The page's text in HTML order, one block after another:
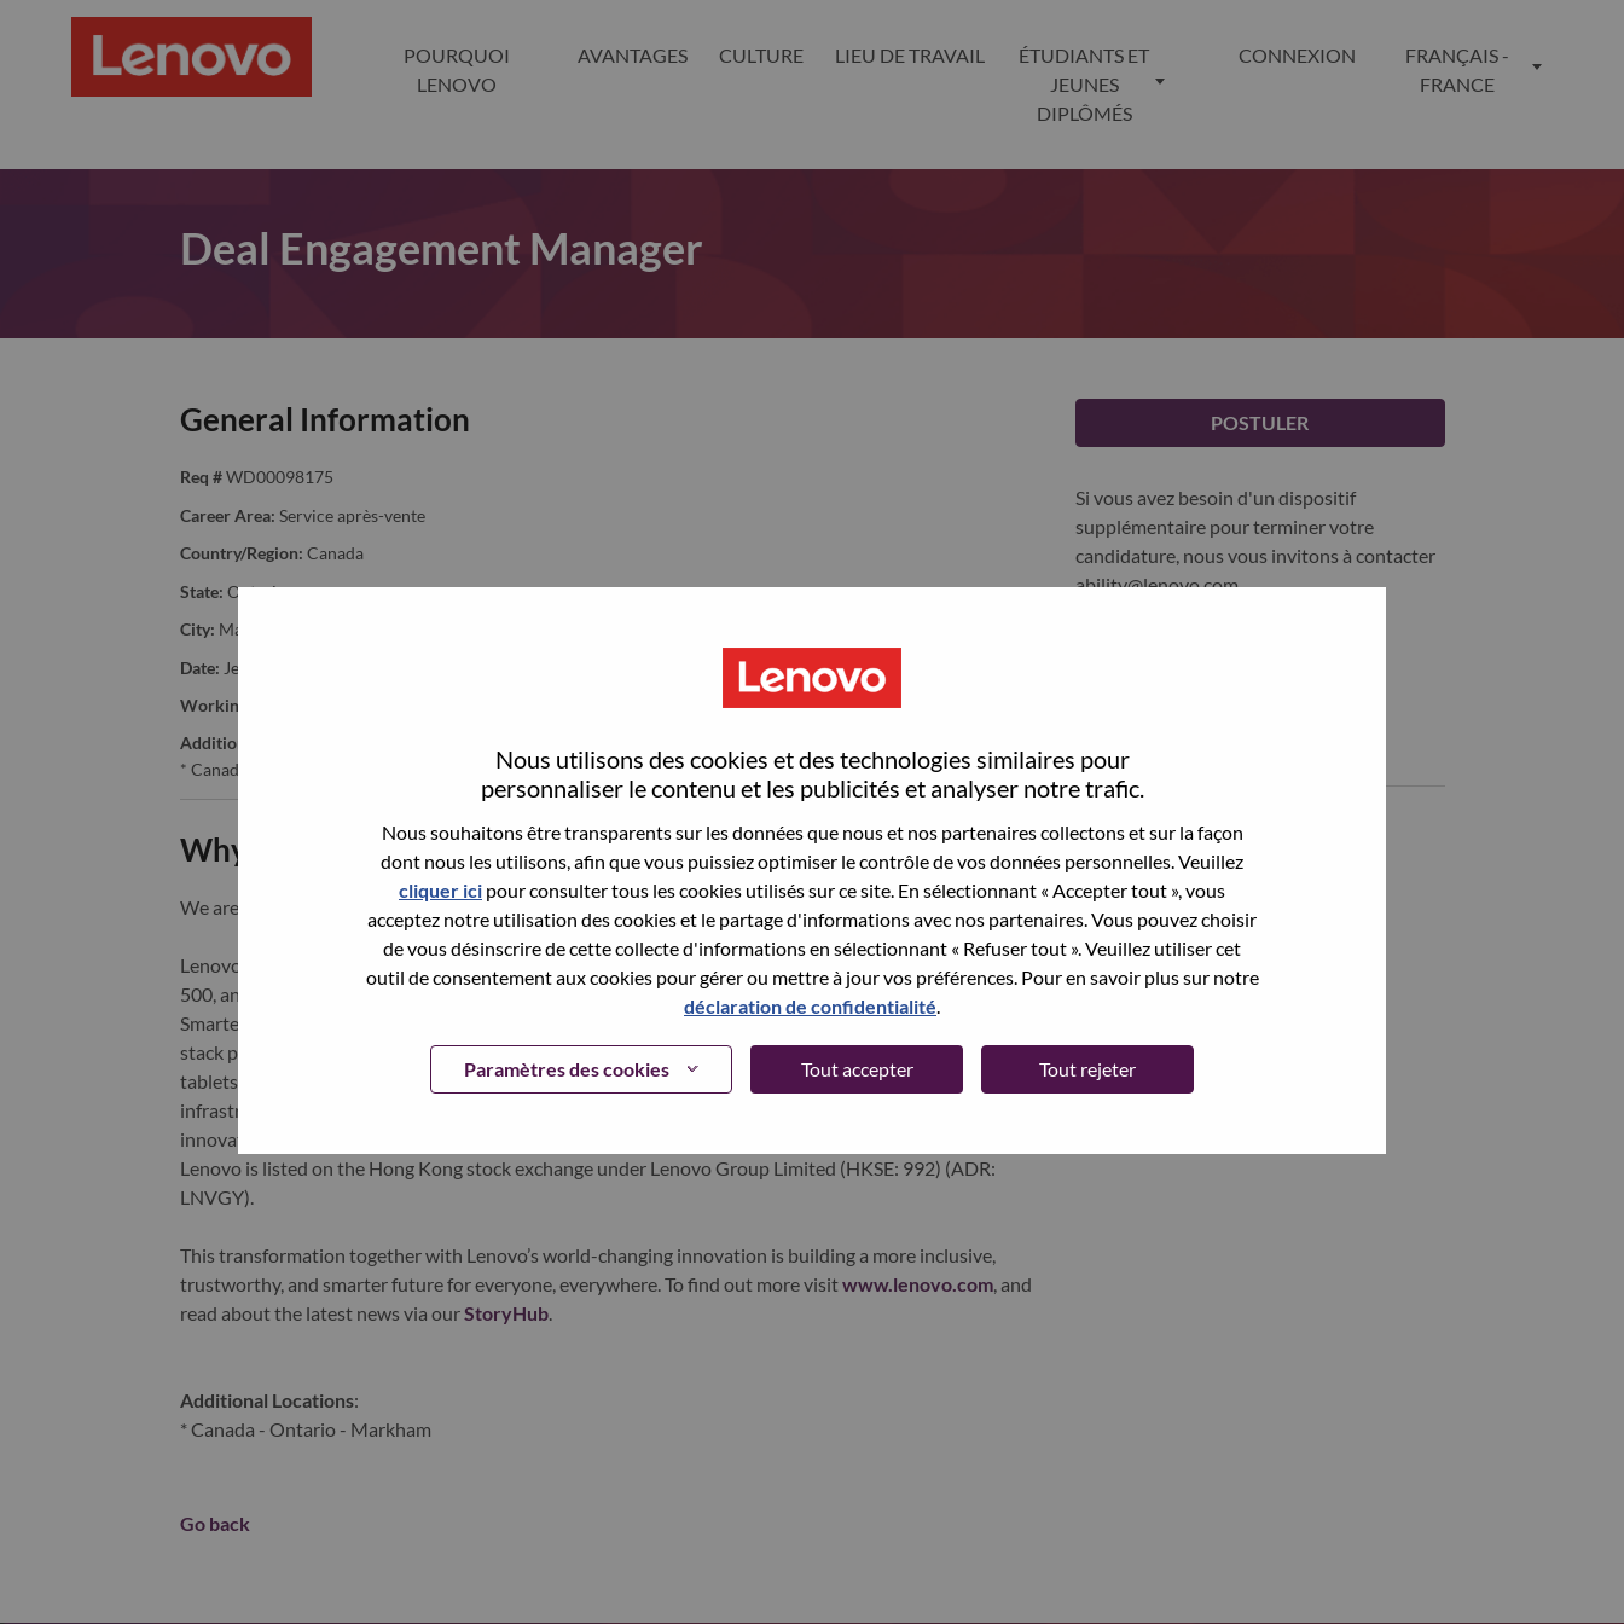
Nous utilisons des cookies et des technologies similaires pour
personnaliser le contenu et les publicités et analyser notre trafic.
Nous souhaitons être transparents sur les données que nous et nos partenaires collectons et sur la façon
dont nous les utilisons, afin que vous puissiez optimiser le contrôle de vos données personnelles. Veuillez
cliquer ici pour consulter tous les cookies utilisés sur ce site. En sélectionnant « Accepter tout », vous
acceptez notre utilisation des cookies et le partage d'informations avec nos partenaires. Vous pouvez choisir
de vous désinscrire de cette collecte d'informations en sélectionnant « Refuser tout ». Veuillez utiliser cet
outil de consentement aux cookies pour gérer ou mettre à jour vos préférences. Pour en savoir plus sur notre
déclaration de confidentialité.
Paramètres des cookies Tout accepter Tout rejeter
POURQUOI
LENOVO
AVANTAGES CULTURE LIEU DE TRAVAIL
ÉTUDIANTS ET
JEUNES
DIPLÔMÉS
CONNEXION
FRANÇAIS -
FRANCE
Deal Engagement Manager
General Information
Req # WD00098175
Career Area: Service après-vente
Country/Region: Canada
State: Ontario
City: Markham
Date: Jeudi, mai 21, 2026
Working Time:
Additional Locations
* Canada - Ontario - Markham
Why Work at Lenovo
We are Lenovo. We do what we say. We own what we do. We WOW our customers.
Lenovo is a US$83 billion revenue global technology powerhouse, ranked #196 in the Fortune Global
500, and serving millions of customers every day in 180 markets. Focused on a bold vision to deliver
Smarter Technology for All, Lenovo has built on its success as the world’s largest PC company with a full-
stack portfolio of AI-enabled, AI-ready, and AI-optimized devices (PCs, workstations, smartphones,
tablets), infrastructure (server, storage, edge, high performance computing and software defined
infrastructure), software, solutions, and services. Lenovo’s continued investment in world-changing
innovation is building a more equitable, trustworthy, and smarter future for everyone, everywhere.
Lenovo is listed on the Hong Kong stock exchange under Lenovo Group Limited (HKSE: 992) (ADR:
LNVGY).
This transformation together with Lenovo’s world-changing innovation is building a more inclusive,
trustworthy, and smarter future for everyone, everywhere. To find out more visitwww.lenovo.com, and
read about the latest news via ourStoryHub.
Additional Locations:
* Canada - Ontario - Markham
Go back
POSTULER
Si vous avez besoin d'un dispositif
supplémentaire pour terminer votre
candidature, nous vous invitons à contacter
ability@lenovo.com
Emplois similaires
Voir tout